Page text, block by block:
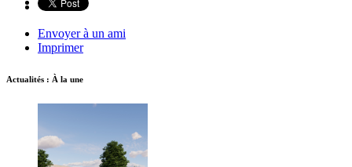
Envoyer à un ami
Imprimer
Actualités : À la une